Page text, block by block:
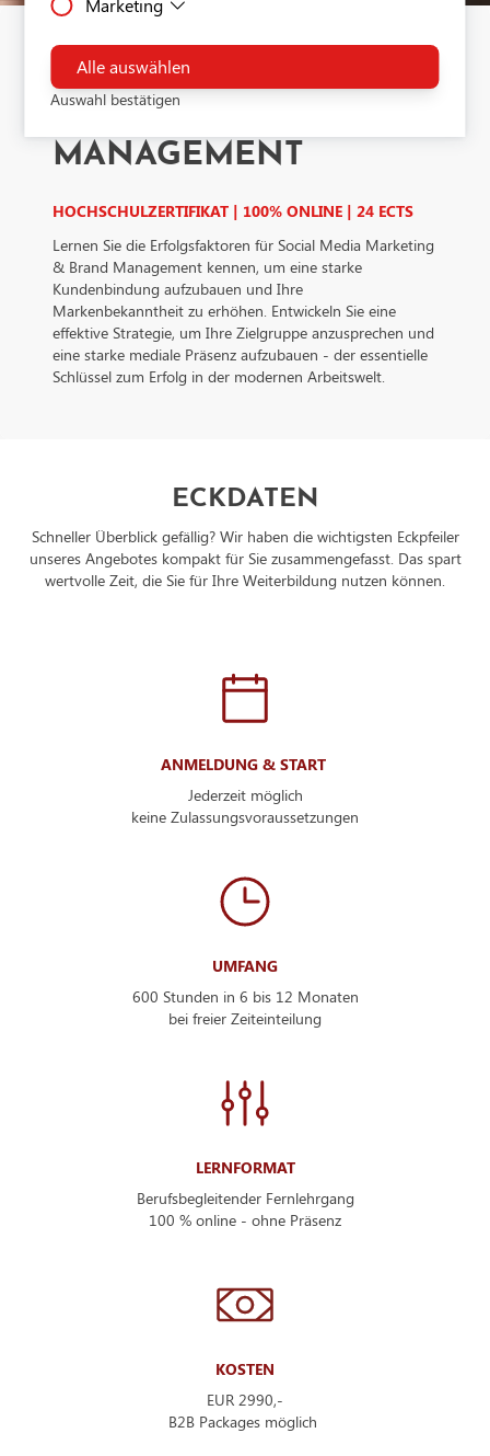
werden.
Drittanbieter Cookies sind Cookies, die Drittanbieter-
ermöglichen.
Marketing
Dies ist ein Tag-Management-System. Über den Google Tag
Manager können Tags zentral über eine Benutzeroberfläche
eingebunden werden. Tags sind kleine Codeabschnitte, die
Aktivitäten verfolgen können. Über den Google Tag
ermöglicht es zu steuern, wann ein bestimmtes Tag
wird.Verarbeitendes Unternehmen: Google Ireland Limited
IrelandDatenschutzbeauftragter der verarbeitenden Firma
Nachfolgend finden Sie die E-Mail-Adresse des
Datenschutzbeauftragten des verarbeitenden Unternehmen:
https://support.google.com/policies/contact/
Alle auswählen
Auswahl bestätigen
SOCIAL MEDIA
MARKETING & BRAND
MANAGEMENT
HOCHSCHULZERTIFIKAT | 100% ONLINE | 24 ECTS
Lernen Sie die Erfolgsfaktoren für Social Media Marketing
& Brand Management kennen, um eine starke
Kundenbindung aufzubauen und Ihre
Markenbekanntheit zu erhöhen. Entwickeln Sie eine
effektive Strategie, um Ihre Zielgruppe anzusprechen und
eine starke mediale Präsenz aufzubauen - der essentielle
Schlüssel zum Erfolg in der modernen Arbeitswelt.
ECKDATEN
Schneller Überblick gefällig? Wir haben die wichtigsten Eckpfeiler
unseres Angebotes kompakt für Sie zusammengefasst. Das spart
wertvolle Zeit, die Sie für Ihre Weiterbildung nutzen können.
ANMELDUNG & START
Jederzeit möglich
keine Zulassungsvoraussetzungen
UMFANG
600 Stunden in 6 bis 12 Monaten
bei freier Zeiteinteilung
LERNFORMAT
Berufsbegleitender Fernlehrgang
100 % online - ohne Präsenz
KOSTEN
EUR 2990,-
B2B Packages möglich